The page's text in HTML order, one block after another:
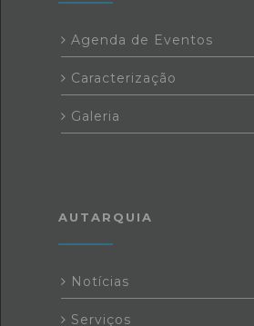
Agenda de Eventos
Caracterização
Galeria
AUTARQUIA
Notícias
Serviços